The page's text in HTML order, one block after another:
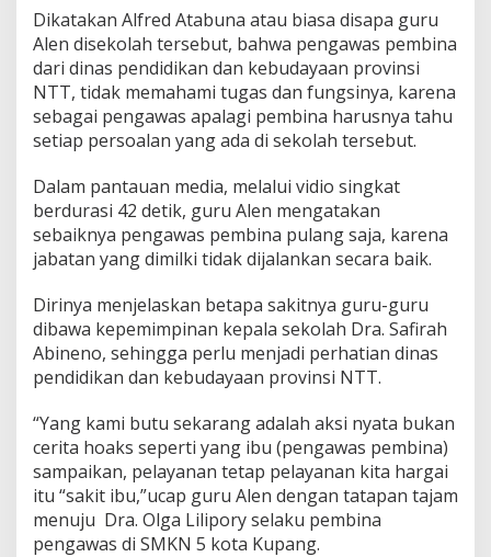
Dikatakan Alfred Atabuna atau biasa disapa guru
Alen disekolah tersebut, bahwa pengawas pembina
dari dinas pendidikan dan kebudayaan provinsi
NTT, tidak memahami tugas dan fungsinya, karena
sebagai pengawas apalagi pembina harusnya tahu
setiap persoalan yang ada di sekolah tersebut.
Dalam pantauan media, melalui vidio singkat
berdurasi 42 detik, guru Alen mengatakan
sebaiknya pengawas pembina pulang saja, karena
jabatan yang dimilki tidak dijalankan secara baik.
Dirinya menjelaskan betapa sakitnya guru-guru
dibawa kepemimpinan kepala sekolah Dra. Safirah
Abineno, sehingga perlu menjadi perhatian dinas
pendidikan dan kebudayaan provinsi NTT.
“Yang kami butu sekarang adalah aksi nyata bukan
cerita hoaks seperti yang ibu (pengawas pembina)
sampaikan, pelayanan tetap pelayanan kita hargai
itu “sakit ibu,”ucap guru Alen dengan tatapan tajam
menuju Dra. Olga Lilipory selaku pembina
pengawas di SMKN 5 kota Kupang.